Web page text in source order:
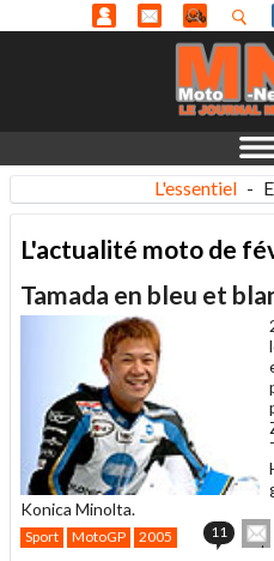
L'essentiel -
L'actualité moto de
Tamada en bleu et
Konica Minolta.
Sport MotoGP 2005 11
cet